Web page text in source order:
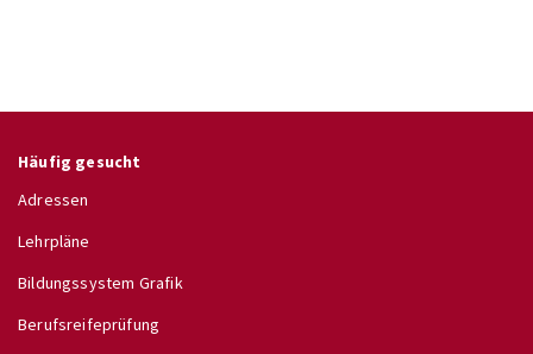
Häufig gesucht
Adressen
Lehrpläne
Bildungssystem Grafik
Berufsreifeprüfung